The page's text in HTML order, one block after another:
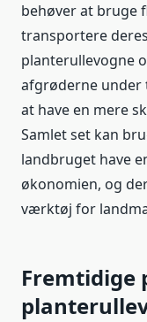
behøver at bruge
transportere
planterullevogne
afgrøderne under
at have en mere
Samlet set kan
landbruget have
økonomien, og
værktøj for
Fremtidige